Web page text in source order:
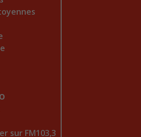
sur FM103,3